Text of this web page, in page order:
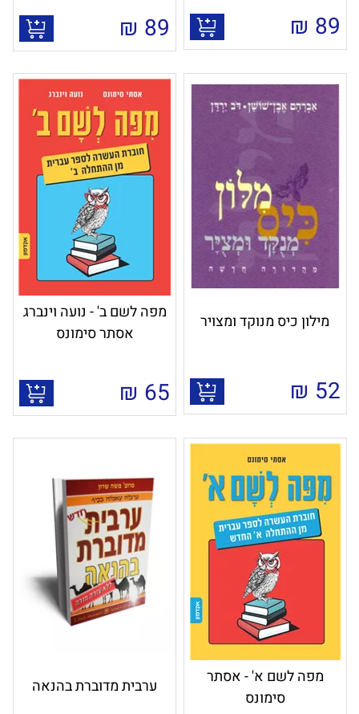
89
₪
89
₪
מילון כיס מנוקד ומצויר
52
₪
מפה לשם ב' - נועה וינברג
אסתר סימונס
65
₪
מפה לשם א' - אסתר
סימונס
ערבית מדוברת בהנאה